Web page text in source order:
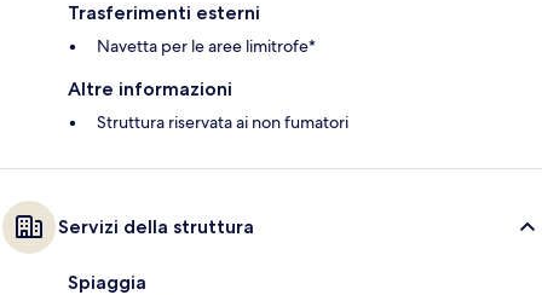
Trasferimenti esterni
Navetta per le aree limitrofe*
Altre informazioni
Struttura riservata ai non fumatori
Servizi della struttura
Spiaggia